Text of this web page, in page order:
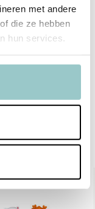
met andere
die ze hebben
hun services.